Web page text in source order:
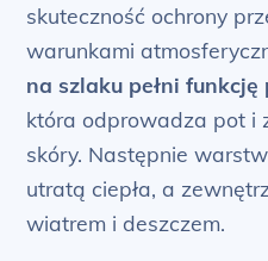
skuteczność ochrony
warunkami
na szlaku pełni
która odprowadza pot i
skóry. Następnie
utratą ciepła, a
wiatrem i deszczem.